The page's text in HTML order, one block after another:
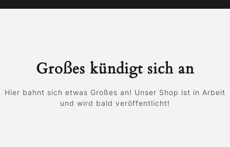
Button
Großes kündigt sich an
Hier bahnt sich etwas Großes an! Unser Shop ist in Arbeit
und wird bald veröffentlicht!